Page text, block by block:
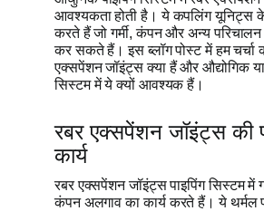
आवश्यकता होती है। ये कपलिंग यूनिट्स
करते हैं जो गर्मी, कंपन और अन्य
कर सकते हैं। इस ब्लॉग पोस्ट में हम चर्चा
एक्सपेंशन जॉइंट्स क्या हैं और औद्योगिक
सिस्टम में ये क्यों आवश्यक हैं।
रबर एक्सपेंशन जॉइंट्स की
कार्य
रबर एक्सपेंशन जॉइंट्स पाइपिंग सिस्टम में
कंपन अलगाव का कार्य करते हैं। ये थर्मल